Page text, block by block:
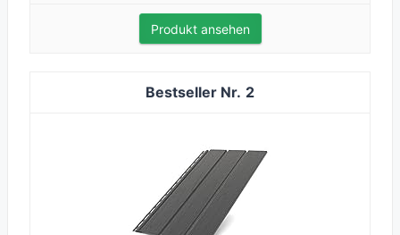
Produkt ansehen
2